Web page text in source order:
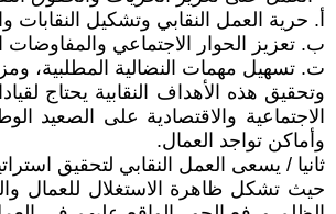
أ‌. حرية العمل النقابي وتشكيل النقابات
ب‌. تعزيز الحوار الاجتماعي والمفاوضات
ت‌. تسهيل مهمات النضالية المطلبية،
وتحقيق هذه الأهداف النقابية يحتاج
الاجتماعية والاقتصادية على الصعيد
وأماكن تواجد العمال.
ثانيا / يسعى العمل النقابي لتحقيق
حيث تشكل ظاهرة الاستغلال للعمال